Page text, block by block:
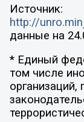
Источник:
http://
данные на
* Единый
том числе
организаций,